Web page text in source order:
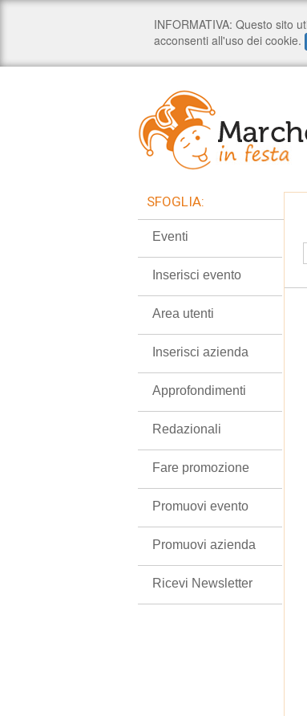
SFOGLIA:
Eventi
Inserisci evento
Area utenti
Inserisci azienda
Approfondimenti
Redazionali
Fare promozione
Promuovi evento
Promuovi azienda
Ricevi Newsletter